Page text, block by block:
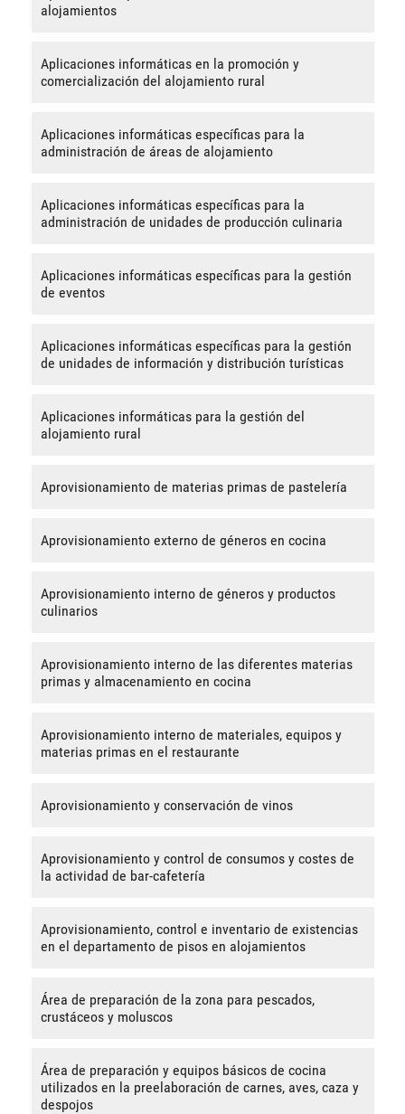
alojamientos
Aplicaciones informáticas en la promoción y
comercialización del alojamiento rural
Aplicaciones informáticas específicas para la
administración de áreas de alojamiento
Aplicaciones informáticas específicas para la
administración de unidades de producción culinaria
Aplicaciones informáticas específicas para la gestión
de eventos
Aplicaciones informáticas específicas para la gestión
de unidades de información y distribución turísticas
Aplicaciones informáticas para la gestión del
alojamiento rural
Aprovisionamiento de materias primas de pastelería
Aprovisionamiento externo de géneros en cocina
Aprovisionamiento interno de géneros y productos
culinarios
Aprovisionamiento interno de las diferentes materias
primas y almacenamiento en cocina
Aprovisionamiento interno de materiales, equipos y
materias primas en el restaurante
Aprovisionamiento y conservación de vinos
Aprovisionamiento y control de consumos y costes de
la actividad de bar-cafetería
Aprovisionamiento, control e inventario de existencias
en el departamento de pisos en alojamientos
Área de preparación de la zona para pescados,
crustáceos y moluscos
Área de preparación y equipos básicos de cocina
utilizados en la preelaboración de carnes, aves, caza y
despojos